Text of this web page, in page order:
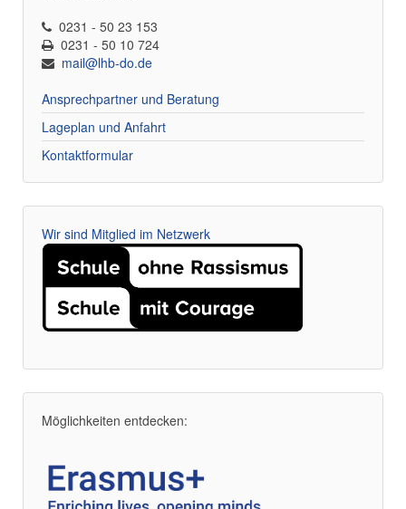
0231 - 50 23 153
0231 - 50 10 724
mail@lhb-do.de
Ansprechpartner und Beratung
Lageplan und Anfahrt
Kontaktformular
Wir sind Mitglied im Netzwerk
Möglichkeiten entdecken: